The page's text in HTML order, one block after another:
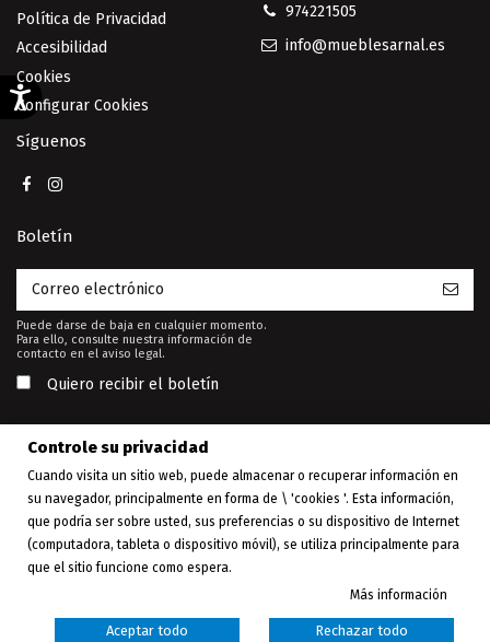
Política de Privacidad
Accesibilidad
Cookies
Configurar Cookies
974221505
info@mueblesarnal.es
Síguenos
Boletín
Puede darse de baja en cualquier momento.
Para ello, consulte nuestra información de
contacto en el aviso legal.
Quiero recibir el boletín
Esta web está financiada por la
Unión Europea - Next Generation
EU
© Copyright 2025 Muebles Arnal. Todos los derechos reservados
|Diseño web Ecomputer
Controle su privacidad
Cuando visita un sitio web, puede almacenar o recuperar información en
su navegador, principalmente en forma de \ 'cookies '. Esta información,
que podría ser sobre usted, sus preferencias o su dispositivo de Internet
(computadora, tableta o dispositivo móvil), se utiliza principalmente para
que el sitio funcione como espera.
Más información
Aceptar todo Rechazar todo